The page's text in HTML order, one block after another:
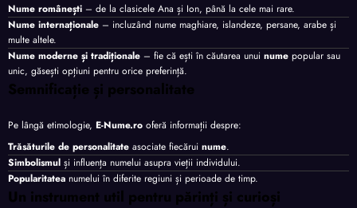
Nume românești – de la clasicele Ana și Ion, până la cele mai rare.
Nume internaționale – incluzând nume maghiare, islandeze, persane, arabe și
multe altele.
Nume moderne și tradiționale – fie că ești în căutarea unui nume popular sau
unic, găsești opțiuni pentru orice preferință.
Semnificație și personalitate
Pe lângă etimologie, E-Nume.ro oferă informații despre:
Trăsăturile de personalitate asociate fiecărui nume.
Simbolismul și influența numelui asupra vieții individului.
Popularitatea numelui în diferite regiuni și perioade de timp.
Un instrument util pentru părinți și curioși